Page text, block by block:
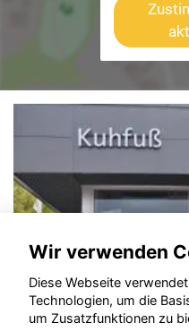
Wir verwenden
Diese Webseite
Technologien, um die
um Zusatzfunktionen zu